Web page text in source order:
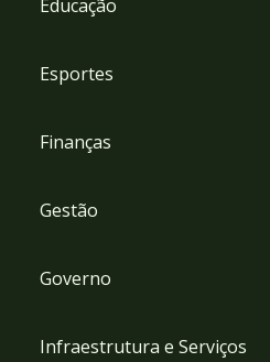
Educação
Esportes
Finanças
Gestão
Governo
Infraestrutura e Serviços